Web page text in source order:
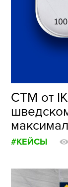
СТМ от
#КЕЙСЫ